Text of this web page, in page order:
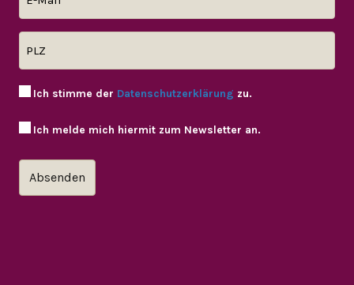
Ich stimme der Datenschutzerklärung zu.
Ich melde mich hiermit zum Newsletter an.